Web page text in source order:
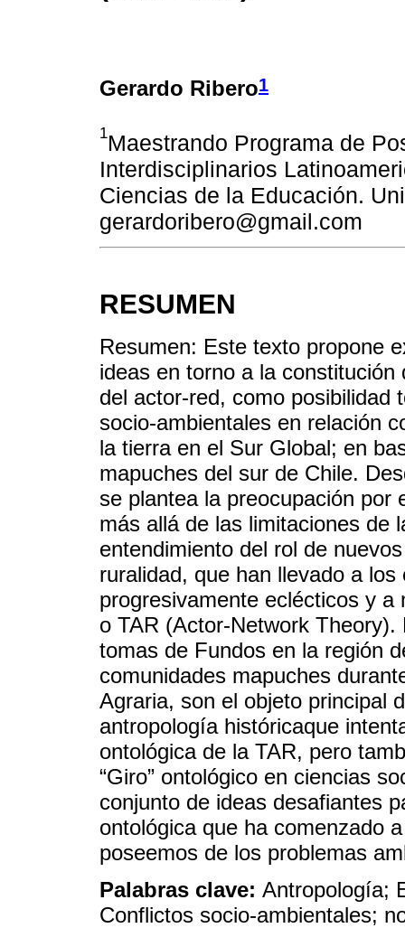
Gerardo Ribero1
1Maestrando Programa de
Interdisciplinarios
Ciencias de la Educación.
gerardoribero@gmail.com
RESUMEN
Resumen: Este texto propone
ideas en torno a la
del actor-red, como posibilidad
socio-ambientales en relación
la tierra en el Sur Global; en
mapuches del sur de Chile.
se plantea la preocupación por
más allá de las limitaciones de
entendimiento del rol de
ruralidad, que han llevado a
progresivamente eclécticos y
o TAR (Actor-Network
tomas de Fundos en la región
comunidades mapuches
Agraria, son el objeto principal
antropología históricaque
ontológica de la TAR, pero
“Giro” ontológico en ciencias
conjunto de ideas desafiantes
ontológica que ha comenzado
poseemos de los problemas
Palabras clave: Antropología;
Conflictos socio-ambientales;